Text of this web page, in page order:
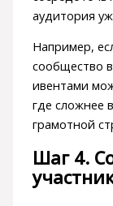
аудитория
Например,
сообщество
ивентами
где сложнее
грамотной
Шаг 4.